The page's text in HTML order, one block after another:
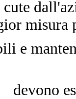
cute
misura
e
devono